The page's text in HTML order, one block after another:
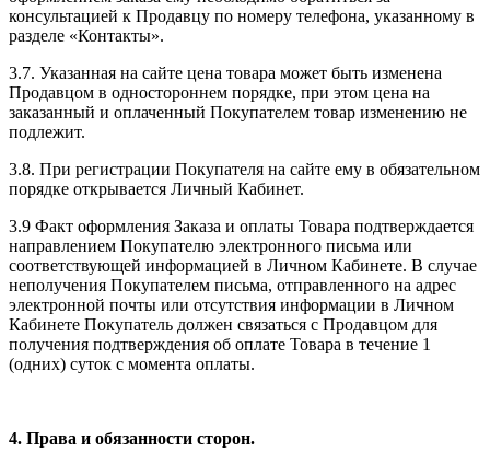
консультацией к Продавцу по номеру телефона, указанному в
разделе «Контакты».
3.7. Указанная на сайте цена товара может быть изменена
Продавцом в одностороннем порядке, при этом цена на
заказанный и оплаченный Покупателем товар изменению не
подлежит.
3.8. При регистрации Покупателя на сайте ему в обязательном
порядке открывается Личный Кабинет.
3.9 Факт оформления Заказа и оплаты Товара подтверждается
направлением Покупателю электронного письма или
соответствующей информацией в Личном Кабинете. В случае
неполучения Покупателем письма, отправленного на адрес
электронной почты или отсутствия информации в Личном
Кабинете Покупатель должен связаться с Продавцом для
получения подтверждения об оплате Товара в течение 1
(одних) суток с момента оплаты.
4. Права и обязанности сторон.